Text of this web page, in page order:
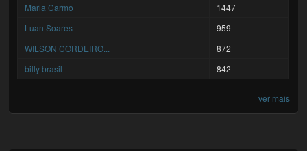
Maria Carmo
1447
Luan Soares
959
WILSON CORDEIRO...
872
billy brasil
842
ver mais